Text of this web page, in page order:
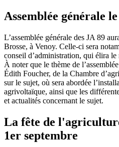
Assemblée générale
L’assemblée générale des JA 89
Brosse, à Venoy. Celle-ci sera
conseil d’administration, qui élira
À noter que le thème de
Édith Foucher, de la Chambre
sur le sujet, où sera abordée
agrivoltaïque, ainsi que les
et actualités concernant le sujet.
La fête de
1er septembre